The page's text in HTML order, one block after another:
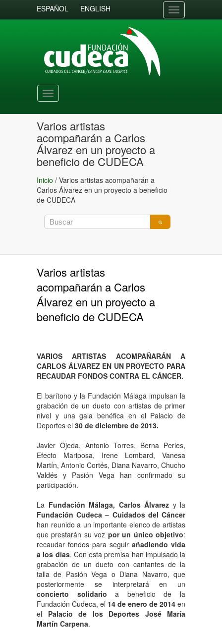
ESPAÑOL ENGLISH
Toggle
navigation
Toggle
navigation
Varios artistas
acompañarán a Carlos
Álvarez en un proyecto a
beneficio de CUDECA
Inicio / Varios artistas acompañarán a
Carlos Álvarez en un proyecto a beneficio
de CUDECA
Varios artistas
acompañarán a Carlos
Álvarez en un proyecto a
beneficio de CUDECA
VARIOS ARTISTAS ACOMPAÑARÁN A
CARLOS ÁLVAREZ EN UN PROYECTO PARA
RECAUDAR FONDOS CONTRA EL CÁNCER.
El barítono y la Fundación Málaga impulsan la
grabación de un dueto con artistas de primer
nivel y una gala benéfica en el Palacio de
Deportes el 30 de diciembre de 2013.
Javier Ojeda, Antonio Torres, Berna Perles,
Efecto Mariposa, Irene Lombard, Vanesa
Martín, Antonio Cortés, Diana Navarro, Chucho
Valdés y Pasión Vega han confirmado su
participación.
La Fundación Málaga, Carlos Álvarez y la
Fundación Cudeca – Cuidados del Cáncer
han reunido a un importante elenco de artistas
que prestarán su voz por un único objetivo:
recaudar fondos para seguir añadiendo vida
a los días. Con esta premisa han impulsado la
grabación de un dueto con cantantes de la
talla de Pasión Vega o Diana Navarro, que
posteriormente se interpretará en un
concierto solidario a beneficio de la
Fundación Cudeca, el 14 de enero de 2014 en
el Palacio de los Deportes José María
Martín Carpena.